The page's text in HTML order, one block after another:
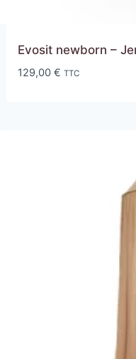
Evosit newborn –
129,00 € TTC